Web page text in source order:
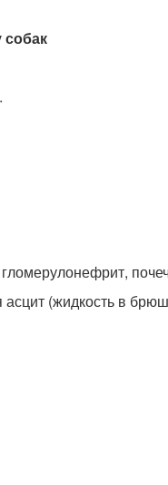
(жидкость в